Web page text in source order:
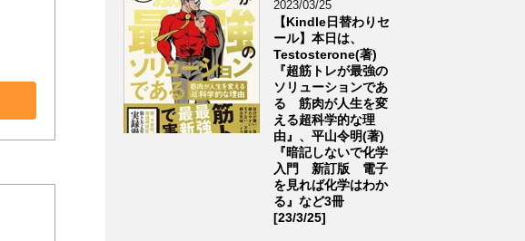
2023/03/25
【Kindle日替わりセ
ール】本日は、
Testosterone(著)
『超筋トレが最強の
ソリューションであ
る 筋肉が人生を変
える超科学的な理
由』、平山令明(著)
『暗記しないで化学
入門 新訂版 電子
を見れば化学はわか
る』など3冊
[23/3/25]